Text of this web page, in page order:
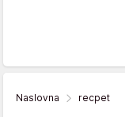
Naslovna recpet